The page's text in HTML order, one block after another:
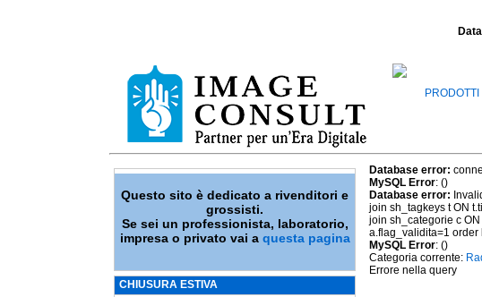
PRODOTTI
Questo sito è dedicato a rivenditori e
grossisti.
Se sei un professionista, laboratorio,
impresa o privato vai a questa pagina
CHIUSURA ESTIVA
Database error:
MySQL Error: ()
Database error:
join sh_tagkeys t ON
join sh_categorie c
a.flag_validita=1 order
MySQL Error: ()
Categoria corrente:
Errore nella query